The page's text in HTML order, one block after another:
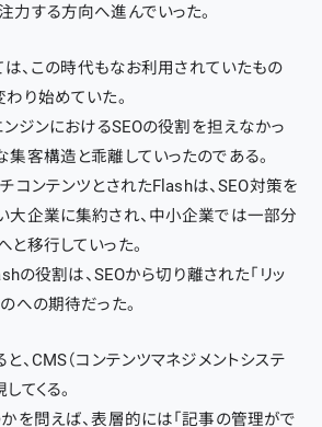
力する方向へ進んでいった。
、この時代もなお利用されていたもの
り始めていた。
ジンにおけるSEOの役割を担えなかっ
集客構造と乖離していったのである。
コンテンツとされたFlashは、SEO対策を
大企業に集約され、中小企業では一部分
移行していった。
の役割は、SEOから切り離された「リッ
への期待だった。
、CMS（コンテンツマネジメントシステ
てくる。
を問えば、表層的には「記事の管理がで